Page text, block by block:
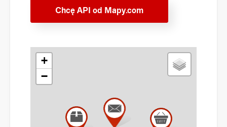
Chcę API od Mapy.com
+
−